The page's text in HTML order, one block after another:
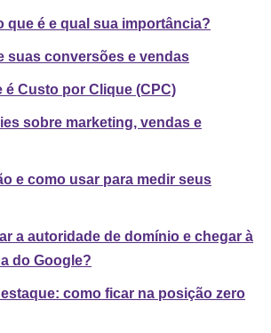
que é e qual sua importância?
suas conversões e vendas
é Custo por Clique (CPC)
sobre marketing, vendas e
e como usar para medir seus
a autoridade de domínio e chegar à
do Google?
como ficar na posição zero